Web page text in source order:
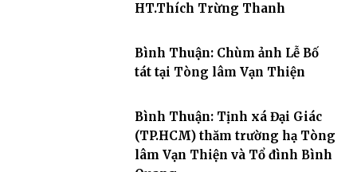
HT.Thích Trừng Thanh
Bình Thuận: Chùm ảnh Lễ Bố
tát tại Tòng lâm Vạn Thiện
Bình Thuận: Tịnh xá Đại Giác
(TP.HCM) thăm trường hạ Tòng
lâm Vạn Thiện và Tổ đình Bình